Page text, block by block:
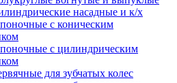
насадные и к/х
с коническим
с цилиндрическим
для зубчатых колес